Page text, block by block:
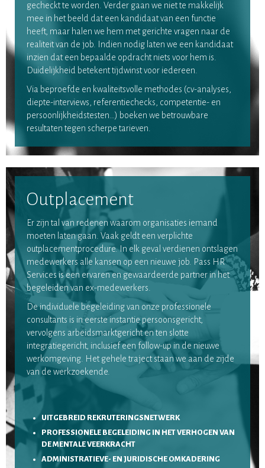
gecheckt te worden. Verder gaan we niet te makkelijk
mee in het beeld dat een kandidaat van een functie
heeft, maar halen we hem met gerichte vragen naar de
realiteit van de job. Indien nodig laten we een kandidaat
inzien dat een bepaalde opdracht niets voor hem is.
Duidelijkheid betekent tijdwinst voor iedereen.
Via beproefde en kwaliteitsvolle methodes (cv-analyses,
diepte-interviews, referentiechecks, competentie- en
persoonlijkheidstesten…) boeken we betrouwbare
resultaten tegen scherpe tarieven.
Outplacement
Er zijn tal van redenen waarom organisaties iemand
moeten laten gaan. Vaak geldt een verplichte
outplacementprocedure. In elk geval verdienen ontslagen
medewerkers alle kansen op een nieuwe job. Pass HR
Services is een ervaren en gewaardeerde partner in het
begeleiden van ex-medewerkers.
De individuele begeleiding van onze professionele
consultants is in eerste instantie persoonsgericht,
vervolgens arbeidsmarktgericht en ten slotte
integratiegericht, inclusief een follow-up in de nieuwe
werkomgeving. Het gehele traject staan we aan de zijde
van de werkzoekende.
UITGEBREID REKRUTERINGSNETWERK
PROFESSIONELE BEGELEIDING IN HET VERHOGEN VAN
DE MENTALE VEERKRACHT
ADMINISTRATIEVE- EN JURIDISCHE OMKADERING